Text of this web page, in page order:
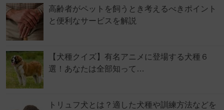
高齢者がペットを飼うとき考えるべきポイント
と便利なサービスを解説
【犬種クイズ】有名アニメに登場する犬種６
選！あなたは全部知って…
トリュフ犬とは？適した犬種や訓練方法などを